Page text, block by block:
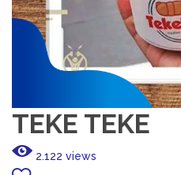
TEKE TEKE
2.122 views